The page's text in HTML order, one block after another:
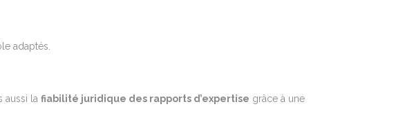
adaptés.
aussi la fiabilité juridique des rapports d’expertise grâce à une